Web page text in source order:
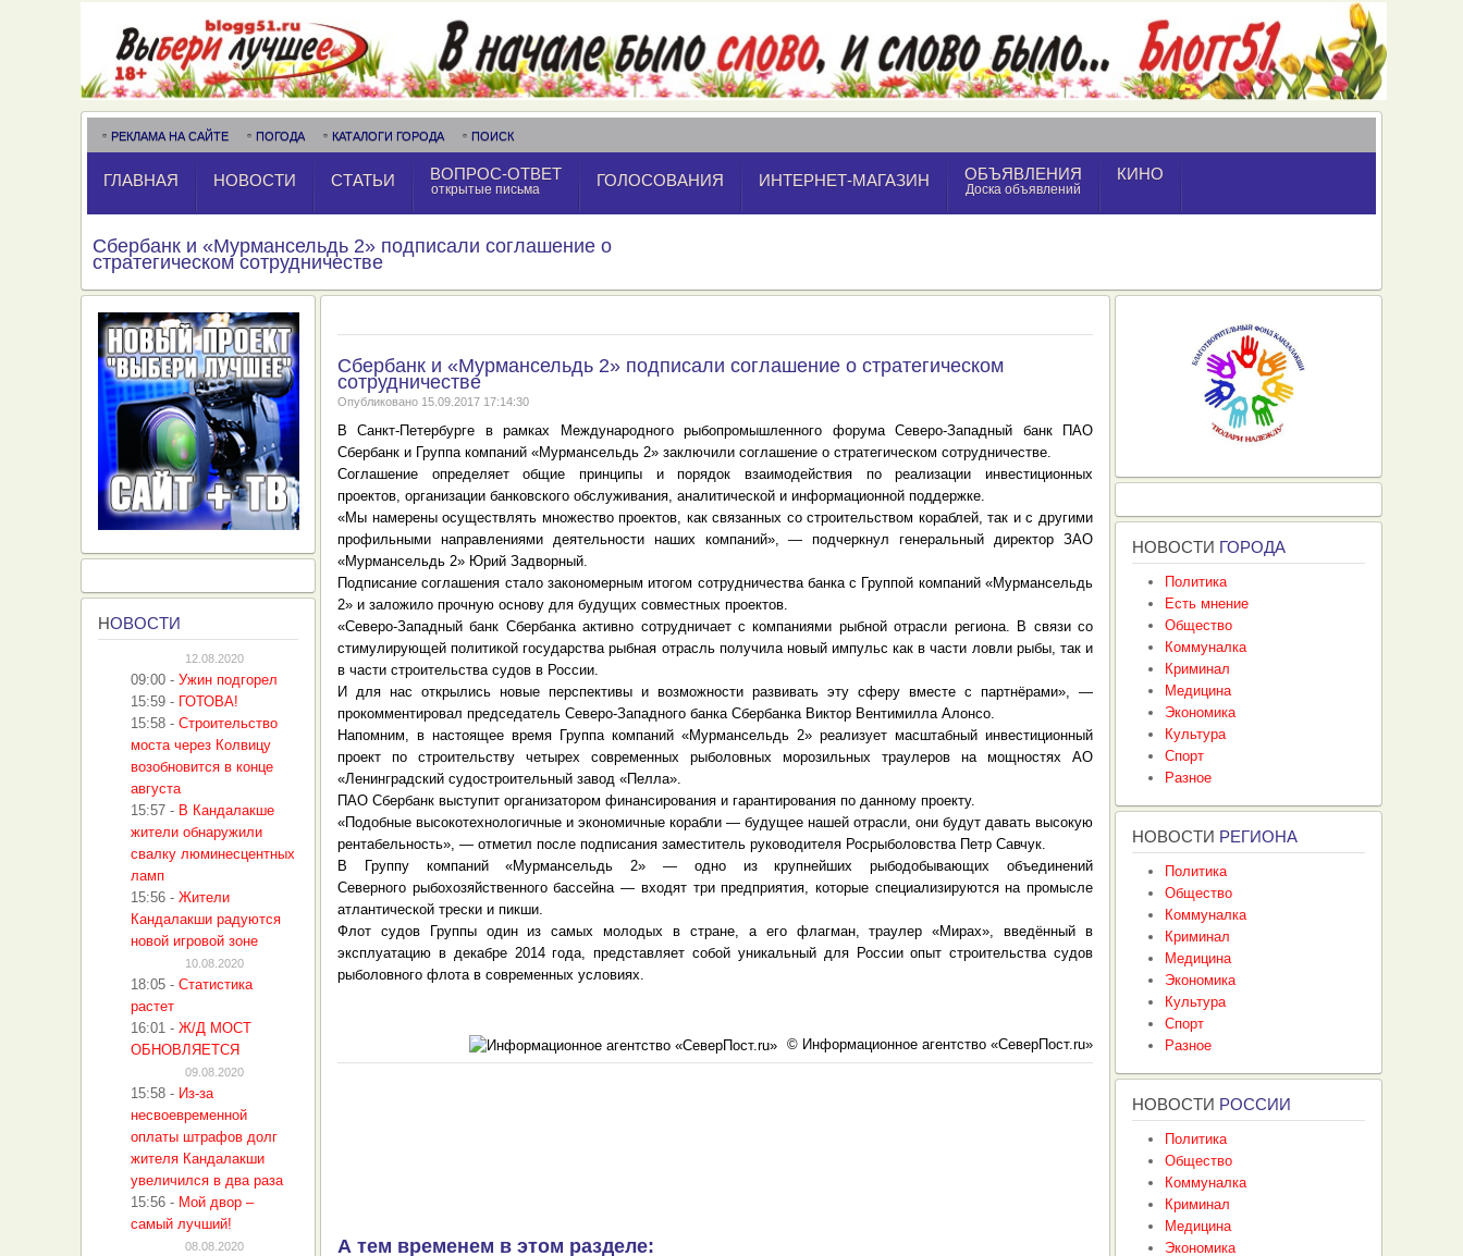
РЕКЛАМА НА САЙТЕ ПОГОДА КАТАЛОГИ ГОРОДА ПОИСК
ГЛАВНАЯ НОВОСТИ СТАТЬИ ВОПРОС-ОТВЕТ
открытые письма ГОЛОСОВАНИЯ ИНТЕРНЕТ-МАГАЗИН ОБЪЯВЛЕНИЯ
Доска объявлений
КИНО
Сбербанк и «Мурмансельдь 2» подписали соглашение о
стратегическом сотрудничестве
Сбербанк и «Мурмансельдь 2» подписали соглашение о стратегическом
сотрудничестве
Опубликовано 15.09.2017 17:14:30
В Санкт-Петербурге в рамках Международного рыбопромышленного форума Северо-Западный банк ПАО
Сбербанк и Группа компаний «Мурмансельдь 2» заключили соглашение о стратегическом сотрудничестве.
Соглашение определяет общие принципы и порядок взаимодействия по реализации инвестиционных
проектов, организации банковского обслуживания, аналитической и информационной поддержке.
«Мы намерены осуществлять множество проектов, как связанных со строительством кораблей, так и с другими
профильными направлениями деятельности наших компаний», — подчеркнул генеральный директор ЗАО
«Мурмансельдь 2» Юрий Задворный.
Подписание соглашения стало закономерным итогом сотрудничества банка с Группой компаний «Мурмансельдь
2» и заложило прочную основу для будущих совместных проектов.
«Северо-Западный банк Сбербанка активно сотрудничает с компаниями рыбной отрасли региона. В связи со
стимулирующей политикой государства рыбная отрасль получила новый импульс как в части ловли рыбы, так и
в части строительства судов в России.
И для нас открылись новые перспективы и возможности развивать эту сферу вместе с партнёрами», —
прокомментировал председатель Северо-Западного банка Сбербанка Виктор Вентимилла Алонсо.
Напомним, в настоящее время Группа компаний «Мурмансельдь 2» реализует масштабный инвестиционный
проект по строительству четырех современных рыболовных морозильных траулеров на мощностях АО
«Ленинградский судостроительный завод «Пелла».
ПАО Сбербанк выступит организатором финансирования и гарантирования по данному проекту.
«Подобные высокотехнологичные и экономичные корабли — будущее нашей отрасли, они будут давать высокую
рентабельность», — отметил после подписания заместитель руководителя Росрыболовства Петр Савчук.
В Группу компаний «Мурмансельдь 2» — одно из крупнейших рыбодобывающих объединений
Северного рыбохозяйственного бассейна — входят три предприятия, которые специализируются на промысле
атлантической трески и пикши.
Флот судов Группы один из самых молодых в стране, а его флагман, траулер «Мирах», введённый в
эксплуатацию в декабре 2014 года, представляет собой уникальный для России опыт строительства судов
рыболовного флота в современных условиях.
© Информационное агентство «СеверПост.ru»
А тем временем в этом разделе:
НОВОСТИ
12.08.2020
09:00 - Ужин подгорел
15:59 - ГОТОВА!
15:58 - Строительство
моста через Колвицу
возобновится в конце
августа
15:57 - В Кандалакше
жители обнаружили
свалку люминесцентных
ламп
15:56 - Жители
Кандалакши радуются
новой игровой зоне
10.08.2020
18:05 - Статистика
растет
16:01 - Ж/Д МОСТ
ОБНОВЛЯЕТСЯ
09.08.2020
15:58 - Из-за
несвоевременной
оплаты штрафов долг
жителя Кандалакши
увеличился в два раза
15:56 - Мой двор –
самый лучший!
08.08.2020
НОВОСТИ ГОРОДА
Политика
Есть мнение
Общество
Коммуналка
Криминал
Медицина
Экономика
Культура
Спорт
Разное
НОВОСТИ РЕГИОНА
Политика
Общество
Коммуналка
Криминал
Медицина
Экономика
Культура
Спорт
Разное
НОВОСТИ РОССИИ
Политика
Общество
Коммуналка
Криминал
Медицина
Экономика